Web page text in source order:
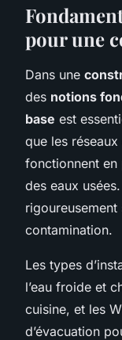
pour une
Dans une
des notions
base est
que les réseaux
fonctionnent en
des eaux
contamination.
Les types
l’eau froide et
cuisine, et les
d’évacuation